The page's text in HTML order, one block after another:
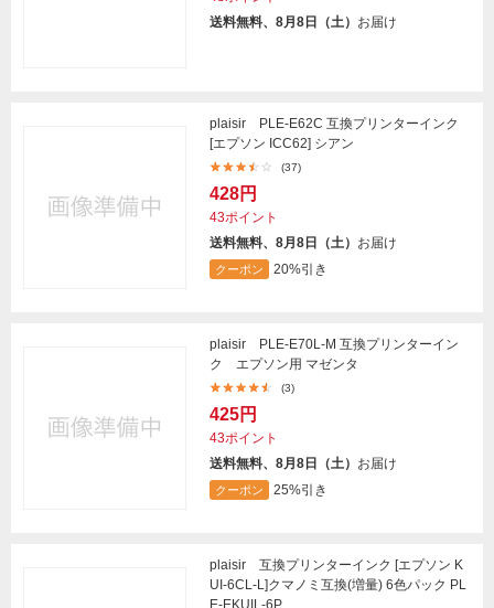
送料無料、8月8日（土） お届け
plaisir PLE-E62C 互換プリンターインク
[エプソン ICC62] シアン
(37)
428円
43ポイント
送料無料、8月8日（土） お届け
クーポン 20%引き
plaisir PLE-E70L-M 互換プリンターイン
ク エプソン用 マゼンタ
(3)
425円
43ポイント
送料無料、8月8日（土） お届け
クーポン 25%引き
plaisir 互換プリンターインク [エプソン K
UI-6CL-L]クマノミ互換(増量) 6色パック PL
E-EKUIL-6P